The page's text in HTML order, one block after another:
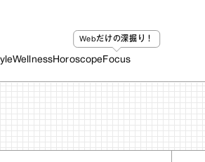
WellnessHoroscope
Webだけの深掘り！
Focus